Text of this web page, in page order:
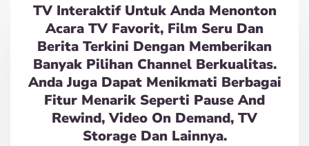
TV Interaktif Untuk Anda Menonton
Acara TV Favorit, Film Seru Dan
Berita Terkini Dengan Memberikan
Banyak Pilihan Channel Berkualitas.
Anda Juga Dapat Menikmati Berbagai
Fitur Menarik Seperti Pause And
Rewind, Video On Demand, TV
Storage Dan Lainnya.